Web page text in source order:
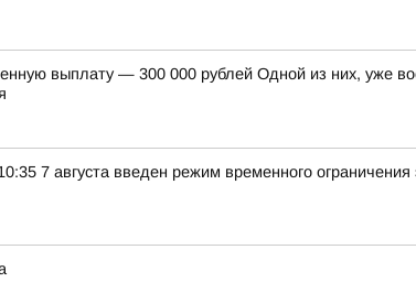
выплату — 300 000 рублей Одной из них, уже
7 августа введен режим временного ограничения